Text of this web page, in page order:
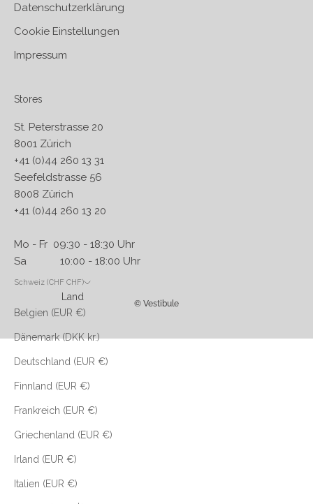
Datenschutzerklärung
Cookie Einstellungen
Impressum
Stores
St. Peterstrasse 20
8001 Zürich
+41 (0)44 260 13 31
Seefeldstrasse 56
8008 Zürich
+41 (0)44 260 13 20
Mo - Fr 09:30 - 18:30 Uhr
Sa 10:00 - 18:00 Uhr
Schweiz (CHF CHF)
Land
Belgien (EUR €)
Dänemark (DKK kr.)
Deutschland (EUR €)
Finnland (EUR €)
Frankreich (EUR €)
Griechenland (EUR €)
Irland (EUR €)
Italien (EUR €)
© Vestibule